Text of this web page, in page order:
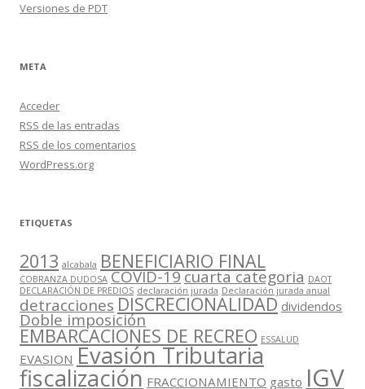
Versiones de PDT
META
Acceder
RSS de las entradas
RSS de los comentarios
WordPress.org
ETIQUETAS
2013 alcabala BENEFICIARIO FINAL
COBRANZA DUDOSA COVID-19cuarta categoria DAOT
DECLARACIÓN DE PREDIOS declaración jurada Declaración jurada anual
detracciones DISCRECIONALIDAD dividendos
Doble imposición
EMBARCACIONES DE RECREO ESSALUD
EVASION Evasión Tributaria
fiscalización FRACCIONAMIENTO gasto IGV